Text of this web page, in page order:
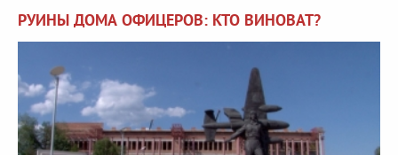
РУИНЫ ДОМА ОФИЦЕРОВ: КТО ВИНОВАТ?